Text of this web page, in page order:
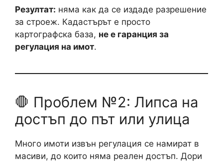
Резултат: няма как да се издаде разрешение
за строеж. Кадастърът е просто
картографска база, не е гаранция за
регулация на имот.
🛑 Проблем №2: Липса на
достъп до път или улица
Много имоти извън регулация се намират в
масиви, до които няма реален достъп. Дори